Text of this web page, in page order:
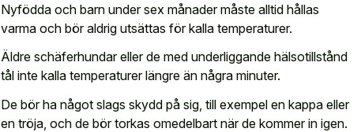
Nyfödda och barn under sex månader måste alltid hållas
varma och bör aldrig utsättas för kalla temperaturer.
Äldre schäferhundar eller de med underliggande hälsotillstånd
tål inte kalla temperaturer längre än några minuter.
De bör ha något slags skydd på sig, till exempel en kappa eller
en tröja, och de bör torkas omedelbart när de kommer in igen.